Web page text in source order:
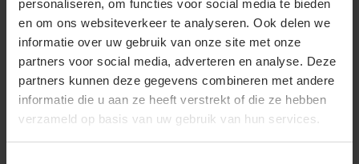
personaliseren, om functies voor social media te bieden
en om ons websiteverkeer te analyseren. Ook delen we
informatie over uw gebruik van onze site met onze
partners voor social media, adverteren en analyse. Deze
partners kunnen deze gegevens combineren met andere
informatie die u aan ze heeft verstrekt of die ze hebben
verzameld op basis van uw gebruik van hun services.
borduring.
Onderhoud
Wassen:Koud wassen (30 graden) om krimp te
minimaliseren.
tas binnenstebuiten om hem weer in de
oorspronkelijke vorm te krijgen.